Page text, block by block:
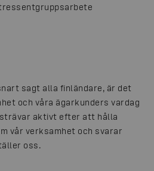
sagt alla finländare, är det
och våra ägarkunders vardag
aktivt efter att hålla
vår verksamhet och svarar
oss.